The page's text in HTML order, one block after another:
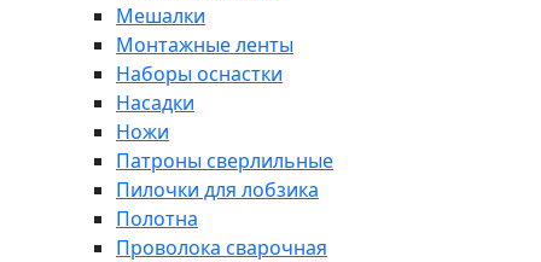
Мешалки
Монтажные ленты
Наборы оснастки
Насадки
Ножи
Патроны сверлильные
Пилочки для лобзика
Полотна
Проволока сварочная